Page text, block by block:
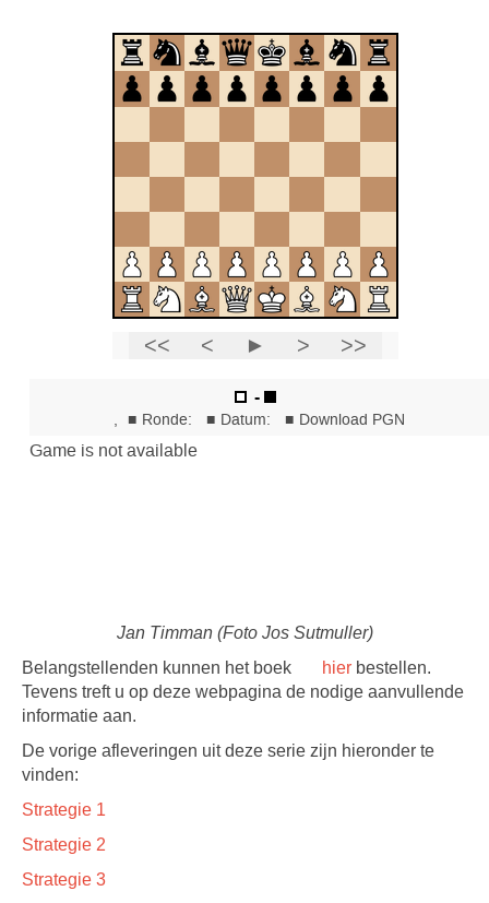
Jan Timman (Foto Jos Sutmuller)
Belangstellenden kunnen het boek
hier bestellen.
Tevens treft u op deze webpagina de nodige aanvullende
informatie aan.
De vorige afleveringen uit deze serie zijn hieronder te
vinden:
Strategie 1
Strategie 2
Strategie 3